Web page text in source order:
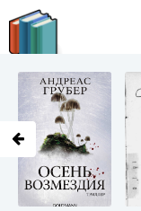
LITMIR.ORG